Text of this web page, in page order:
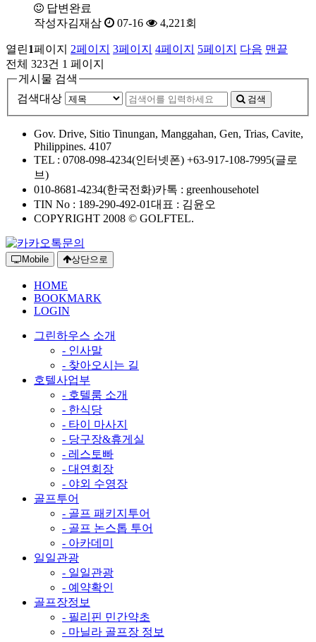
답변완료
작성자김재삼 07-16 4,221 회
열린1페이지 2페이지 3페이지 4페이지 5페이지 다음 맨끝
전체 323건 1 페이지
게시물 검색
검색대상
검색
Gov. Drive, Sitio Tinungan, Manggahan, Gen, Trias, Cavite,
Philippines. 4107
TEL : 0708-098-4234(인터넷폰) +63-917-108-7995(글로
브)
010-8681-4234(한국전화)카톡 : greenhousehotel
TIN No : 189-290-492-01대표 : 김윤오
COPYRIGHT 2008 © GOLFTEL.
Mobile 상단으로
HOME
BOOKMARK
LOGIN
그린하우스 소개
- 인사말
- 찾아오시는 길
호텔사업부
- 호텔룸 소개
- 한식당
- 타이 마사지
- 당구장&휴게실
- 레스토빠
- 대연회장
- 야외 수영장
골프투어
- 골프 패키지투어
- 골프 논스톱 투어
- 아카데미
일일관광
- 일일관광
- 예약확인
골프장정보
- 필리핀 민간약초
- 마닐라 골프장 정보